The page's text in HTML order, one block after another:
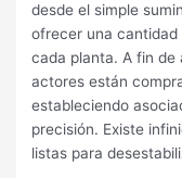
desde el simple
ofrecer una
cada planta. A fin de
actores están
estableciendo
precisión. Existe
listas para